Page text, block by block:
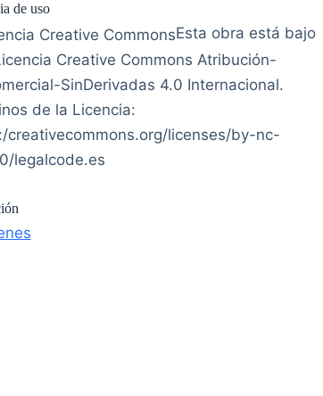
de uso
Esta obra está bajo
Creative Commons Atribución-
SinDerivadas 4.0 Internacional.
de la Licencia:
creativecommons.org/licenses/by-nc-
legalcode.es